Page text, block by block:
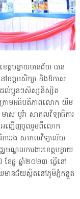
តបន្ទាយមានជ័យ បាន
ត្តមសិក្សា និងឱកាស
ដល់ប្អូនៗសិស្សនិស្សិត
រោមអធិបតីភាពលោក យឹម
ស បូរ៉ា សាកលវិទ្យាធិការ
អញ្ជើញចូលរួមពីលោក
ររង សាកលវិទ្យាល័យ
ឌលការងារខេត្តបន្ទាយ
ខែធ្នូ ឆ្នាំ២០២៣ ធ្វើនៅ
ានជ័យស្ថិតនៅភូមិភ្នំកន្ទួត